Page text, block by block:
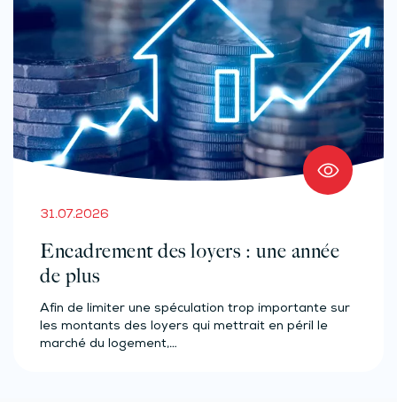
31.07.2026
Encadrement des loyers : une année
de plus
Afin de limiter une spéculation trop importante sur
les montants des loyers qui mettrait en péril le
marché du logement,…